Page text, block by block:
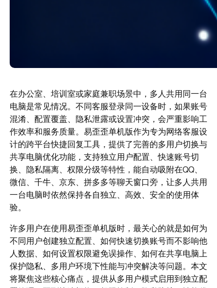
在办公室、培训室或家庭兼职场景中，多人共用同一台
电脑是常见情况。不同客服登录同一设备时，如果账号
混淆、配置覆盖、隐私泄露或设置冲突，会严重影响工
作效率和服务质量。易歪歪单机版作为专为网络客服设
计的跨平台快捷回复工具，提供了完善的多用户切换与
共享电脑优化功能，支持独立用户配置、快速账号切
换、隐私隔离、权限分级等特性，能自动吸附在QQ、
微信、千牛、京东、拼多多等聊天窗口旁，让多人共用
一台电脑时依然保持各自独立、高效、安全的使用体
验。
许多用户在使用易歪歪单机版时，最关心的就是如何为
不同用户创建独立配置、如何快速切换账号而不影响他
人数据、如何设置权限避免误操作、如何在共享电脑上
保护隐私、多用户环境下性能与冲突解决等问题。本文
将聚焦这些核心痛点，提供从多用户模式启用到独立配